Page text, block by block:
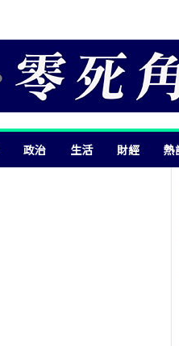
政治 生活 財經 熱